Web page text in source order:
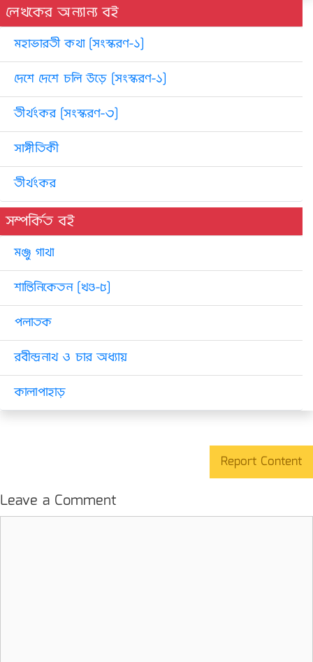
লেখকের অন্যান্য বই
মহাভারতী কথা [সংস্করণ-১]
দেশে দেশে চলি উড়ে [সংস্করণ-১]
তীর্থংকর [সংস্করণ-৩]
সাঙ্গীতিকী
তীর্থংকর
সম্পর্কিত বই
মঞ্জু গাথা
শান্তিনিকেতন [খণ্ড-৫]
পলাতক
রবীন্দ্রনাথ ও চার অধ্যায়
কালাপাহাড়
Report Content
Leave a Comment